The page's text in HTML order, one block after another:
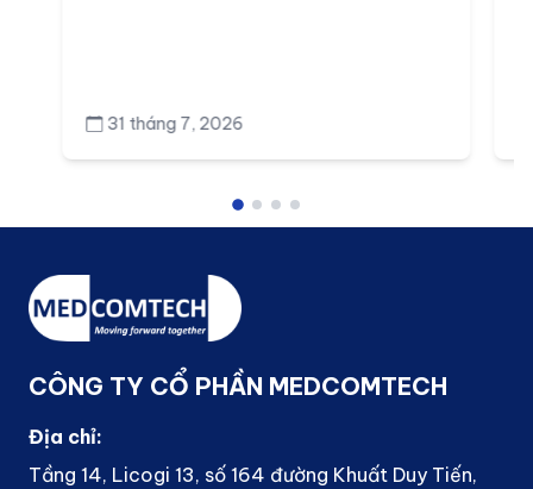
31 tháng 7, 2026
CÔNG TY CỔ PHẦN MEDCOMTECH
Địa chỉ:
Tầng 14, Licogi 13, số 164 đường Khuất Duy Tiến,